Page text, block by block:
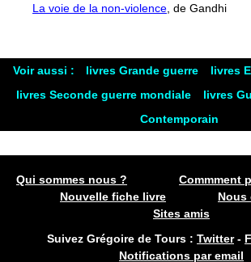
La voie de la non-violence , de Gandhi
Voir aussi : livres Grande guerre
livres
livres Seconde guerre mondiale
livres
Contemporain
Qui sommes nous ?
Commment
Nouvelle fiche livre
Nous
Sites amis
Suivez Grégoire de Tours : Twitter-
Notifications par email